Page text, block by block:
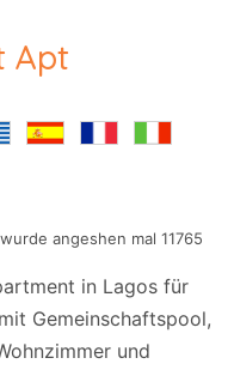
Apt
angeshen mal 11765
in Lagos für
Gemeinschaftspool,
und